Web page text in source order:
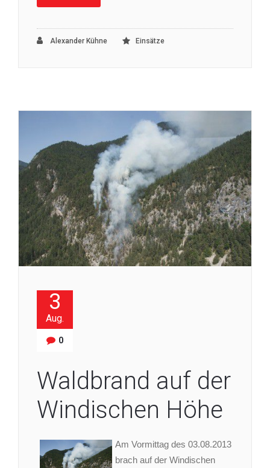
Alexander Kühne Einsätze
3
Aug.
0
Waldbrand auf der
Windischen Höhe
Am Vormittag des 03.08.2013
brach auf der Windischen